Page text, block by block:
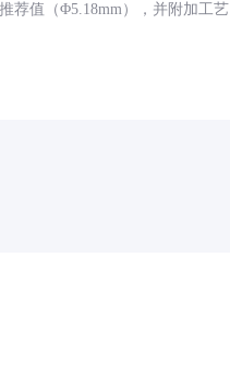
荐值（Φ5.18mm），并附加工艺